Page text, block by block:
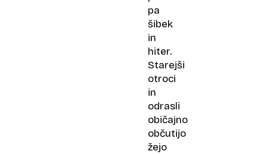
pa
šibek
in
hiter.
Starejši
otroci
in
odrasli
običajno
občutijo
žejo